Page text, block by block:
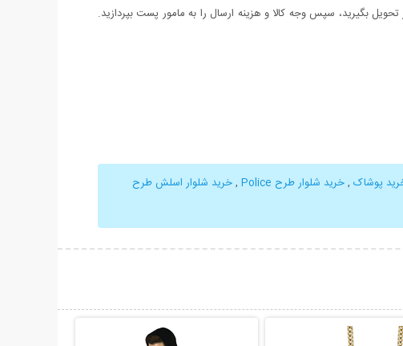
بگیرید، سپس وجه کالا و هزینه ارسال را به مامور پست بپردازید.
پوشاک ,خرید شلوار طرح Police ,خرید شلوار اسلش طرح